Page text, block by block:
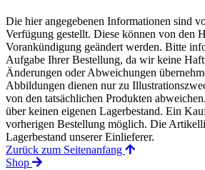
Die hier angegebenen Informationen sind
Verfügung gestellt. Diese können von den
Vorankündigung geändert werden. Bitte
Aufgabe Ihrer Bestellung, da wir keine
Änderungen oder Abweichungen
Abbildungen dienen nur zu
von den tatsächlichen Produkten
über keinen eigenen Lagerbestand. Ein
vorherigen Bestellung möglich. Die
Lagerbestand unserer Einlieferer.
Zurück zum Seitenanfang
Shop